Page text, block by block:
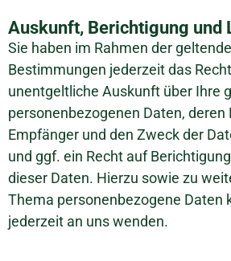
Auskunft, Berichtigung und
Sie haben im Rahmen der
Bestimmungen jederzeit das
unentgeltliche Auskunft über Ihre
personenbezogenen Daten, deren
Empfänger und den Zweck der
und ggf. ein Recht auf
dieser Daten. Hierzu sowie zu
Thema personenbezogene Daten
jederzeit an uns wenden.